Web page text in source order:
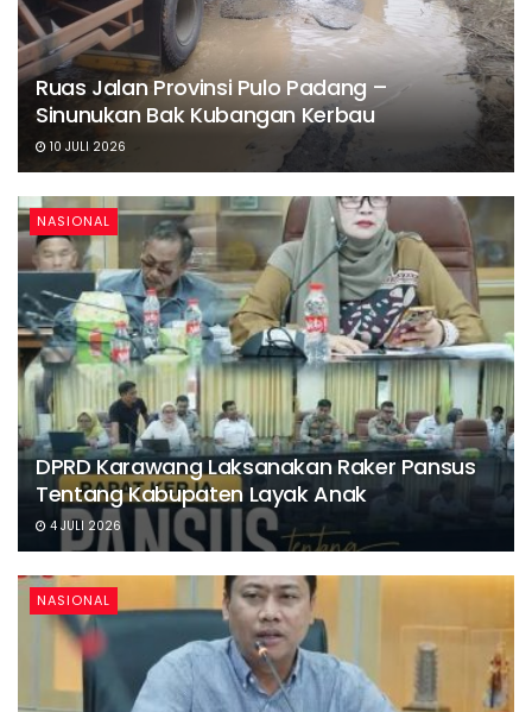
Ruas Jalan Provinsi Pulo Padang –
Sinunukan Bak Kubangan Kerbau
10 JULI 2026
NASIONAL
DPRD Karawang Laksanakan Raker Pansus
Tentang Kabupaten Layak Anak
4 JULI 2026
NASIONAL